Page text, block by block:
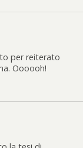
per reiterato
Oooooh!